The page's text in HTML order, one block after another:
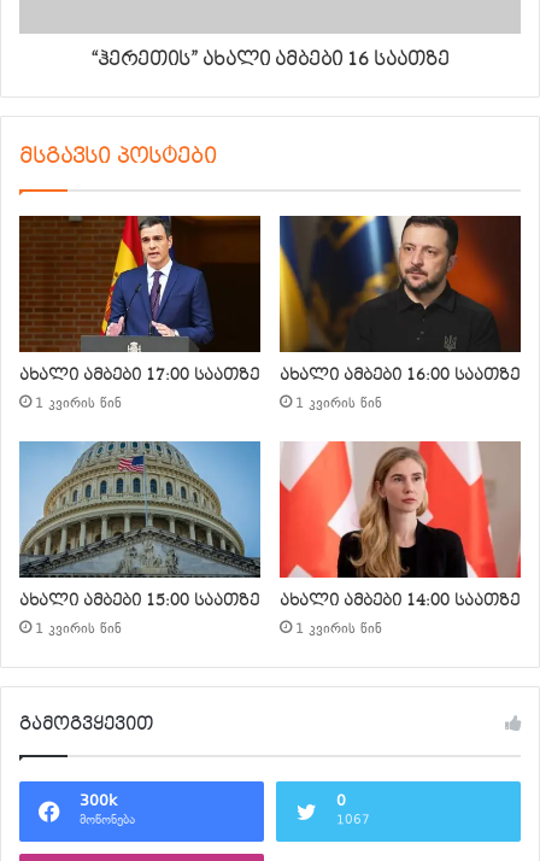
“ჰერეთის” ახალი ამბები 16 საათზე
მსგავსი პოსტები
ახალი ამბები 17:00 საათზე
1 კვირის წინ
ახალი ამბები 16:00 საათზე
1 კვირის წინ
ახალი ამბები 15:00 საათზე
1 კვირის წინ
ახალი ამბები 14:00 საათზე
1 კვირის წინ
გამოგვყევით
300k
მოწონება
0
1067